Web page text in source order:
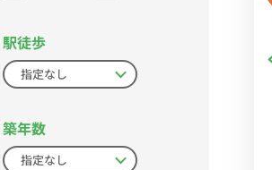
駅徒歩
築年数